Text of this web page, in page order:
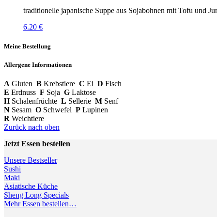
traditionelle japanische Suppe aus Sojabohnen mit Tofu und
6.20 €
Meine Bestellung
Allergene Informationen
A Gluten B Krebstiere C Ei D Fisch
E Erdnuss F Soja G Laktose
HSchalenfrüchte L Sellerie M Senf
N Sesam O Schwefel P Lupinen
R Weichtiere
Zurück nach oben
Jetzt Essen bestellen
Unsere Bestseller
Sushi
Maki
Asiatische Küche
Sheng Long Specials
Mehr Essen bestellen…